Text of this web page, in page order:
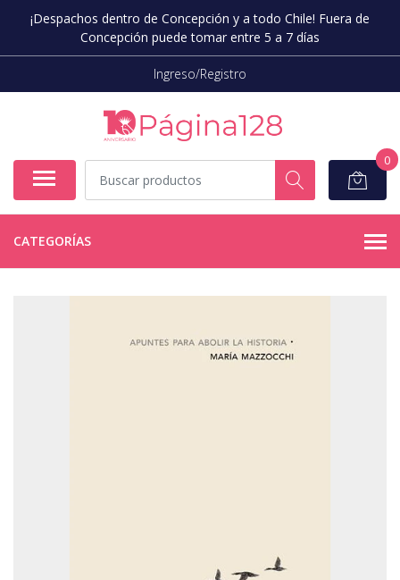
¡Despachos dentro de Concepción y a todo Chile! Fuera de
Concepción puede tomar entre 5 a 7 días
Ingreso/Registro
0
CATEGORÍAS